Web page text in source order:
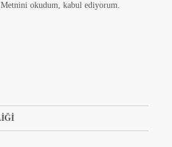
okudum, kabul ediyorum.